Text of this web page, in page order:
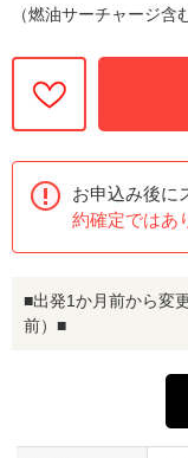
（燃油サーチャージ
お申込み後に
約確定ではあ
■出発1か月前から変
前）■